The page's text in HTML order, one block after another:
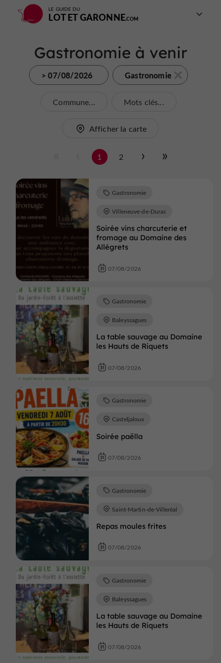
LE GUIDE DU
LOT ET GARONNE
Gastronomie à venir
> 07/08/2026 Gastronomie
Commune... Mots clés...
Afficher la carte
1 2
Soirée vins charcuterie et
fromage au Domaine des
Allégrets
Gastronomie
Villeneuve-de-Duras
07/08/2026
La table sauvage au Domaine
les Hauts de Riquets
Gastronomie
Baleyssagues
07/08/2026
Soirée paëlla
Gastronomie
Casteljaloux
07/08/2026
Repas moules frites
Gastronomie
Saint-Martin-de-Villeréal
07/08/2026
La table sauvage au Domaine
les Hauts de Riquets
Gastronomie
Baleyssagues
07/08/2026